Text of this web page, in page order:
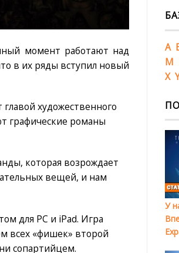
момент работают над
в их ряды вступил новый
художественного
графические романы
которая возрождает
вещей, и нам
для PC и iPad. Игра
всех «фишек» второй
сопартийцем.
A
M
X
У